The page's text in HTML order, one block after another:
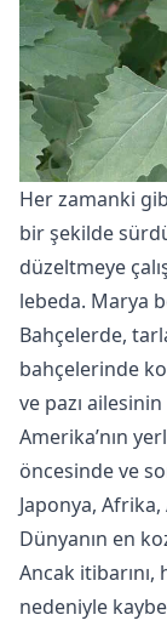
Her zamanki
bir şekilde
düzeltmeye
lebeda. Marya
Bahçelerde,
bahçelerinde
ve pazı
Amerika’nın
öncesinde ve
Japonya,
Dünyanın en
Ancak
nedeniyle